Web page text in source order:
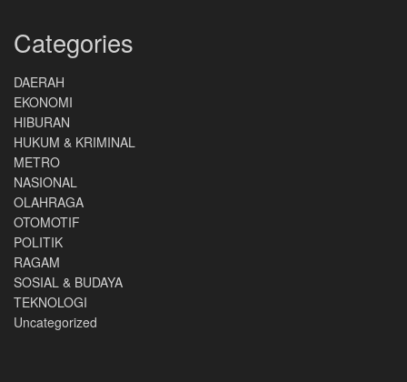
Categories
DAERAH
EKONOMI
HIBURAN
HUKUM & KRIMINAL
METRO
NASIONAL
OLAHRAGA
OTOMOTIF
POLITIK
RAGAM
SOSIAL & BUDAYA
TEKNOLOGI
Uncategorized